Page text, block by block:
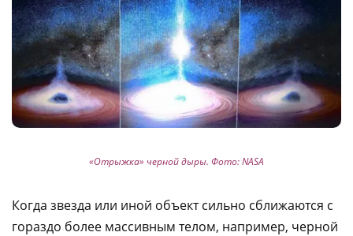
«Отрыжка» черной дыры. Фото: NASA
Когда звезда или иной объект сильно сближаются с
гораздо более массивным телом, например, черной